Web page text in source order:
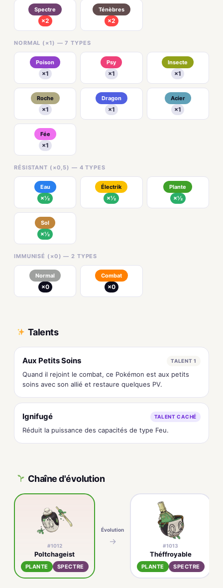
Spectre
×2
Ténèbres
×2
NORMAL (×1) — 7 TYPES
Poison
×1
Psy
×1
Insecte
×1
Roche
×1
Dragon
×1
Acier
×1
Fée
×1
RÉSISTANT (×0,5) — 4 TYPES
Eau
×½
Électrik
×½
Plante
×½
Sol
×½
IMMUNISÉ (×0) — 2 TYPES
Normal
×0
Combat
×0
Talents
Aux Petits Soins TALENT 1
Quand il rejoint le combat, ce Pokémon est aux petits
soins avec son allié et restaure quelques PV.
Ignifugé TALENT CACHÉ
Réduit la puissance des capacités de type Feu.
Chaîne d'évolution
#1012
Poltchageist
PLANTE SPECTRE
Évolution
→ #1013
Théffroyable
PLANTE SPECTRE